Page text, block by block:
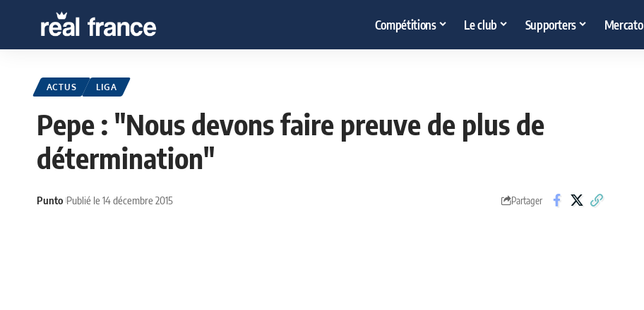
Compétitions Le club Supporters Mercato
ACTUS LIGA
Pepe : "Nous devons faire preuve de plus de
détermination"
Punto Publié le 14 décembre 2015 Partager